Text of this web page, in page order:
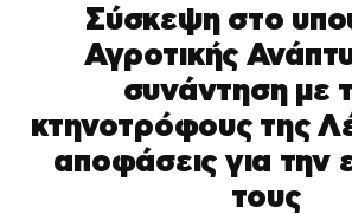
Σύσκεψη στο
Αγροτικής
συνάντηση με
κτηνοτρόφους της
αποφάσεις για την
τους